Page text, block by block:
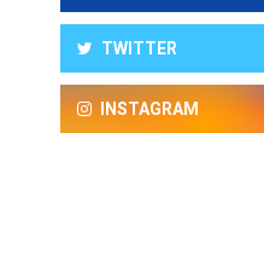
TWITTER
INSTAGRAM